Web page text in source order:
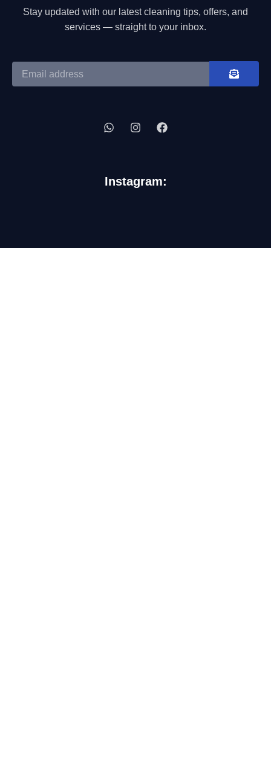
Stay updated with our latest cleaning tips, offers, and
services — straight to your inbox.
Instagram: